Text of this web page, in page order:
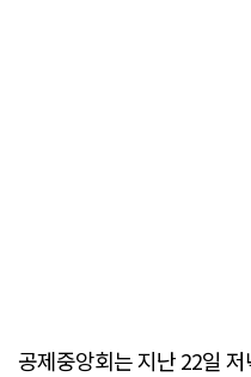
공제중앙회는 지난 22일